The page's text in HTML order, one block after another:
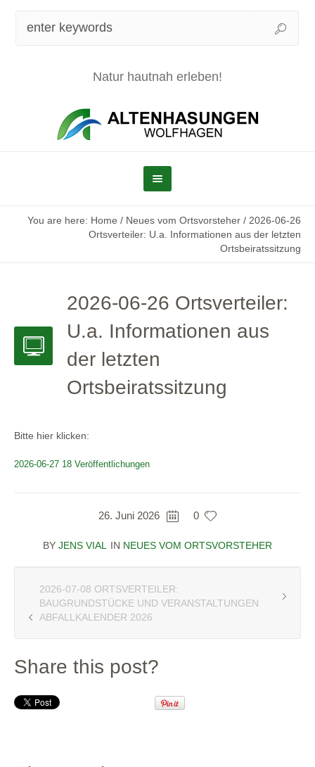
Natur hautnah erleben!
You are here: Home / Neues vom Ortsvorsteher / 2026-06-26
Ortsverteiler: U.a. Informationen aus der letzten
Ortsbeiratssitzung
2026-06-26 Ortsverteiler:
U.a. Informationen aus
der letzten
Ortsbeiratssitzung
Bitte hier klicken:
2026-06-27 18 Veröffentlichungen
26. Juni 2026 0
BY JENS VIAL IN NEUES VOM ORTSVORSTEHER
2026-07-08 ORTSVERTEILER:
BAUGRUNDSTÜCKE UND VERANSTALTUNGEN
ABFALLKALENDER 2026
Share this post?